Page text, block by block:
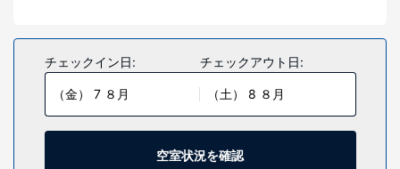
全部で 75 室ある客室には、薄型テレビが備わっています。
WiFi (無料)をお使いいただけるほか、衛星放送の番組をご覧
いただけます。バスルームには、シャワー、ヘアドライヤー
があります。セーフティボックス、デスクをご利用いただけ
るほか、アイロン / アイロン台もリクエストの上ご利用いた
だけます。
チェックイン日:
（金） 7 ８月
チェックアウト日:
（土） 8 ８月
空室状況を確認